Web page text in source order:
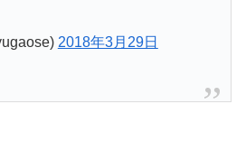
2018年3月29日